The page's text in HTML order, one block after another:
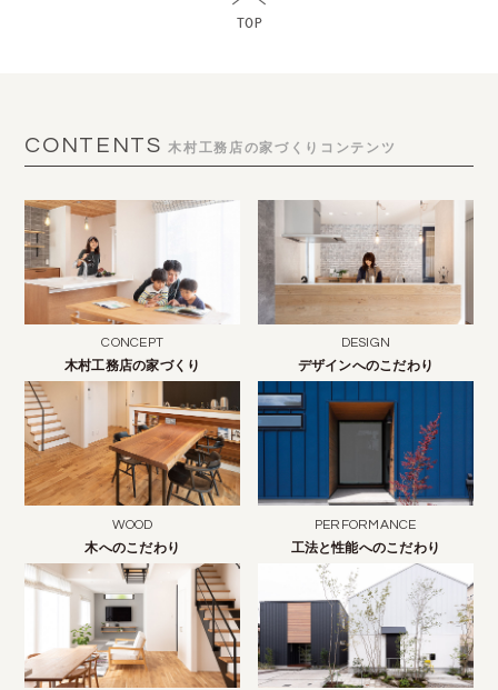
CONTENTS 木村工務店の家づくりコンテンツ
CONCEPT
木村工務店の家づくり
DESIGN
デザインへのこだわり
WOOD
木へのこだわり
PERFORMANCE
工法と性能へのこだわり